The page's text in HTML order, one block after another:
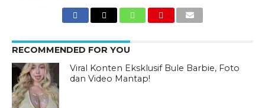
RECOMMENDED FOR YOU
Viral Konten Eksklusif Bule Barbie, Foto
dan Video Mantap!